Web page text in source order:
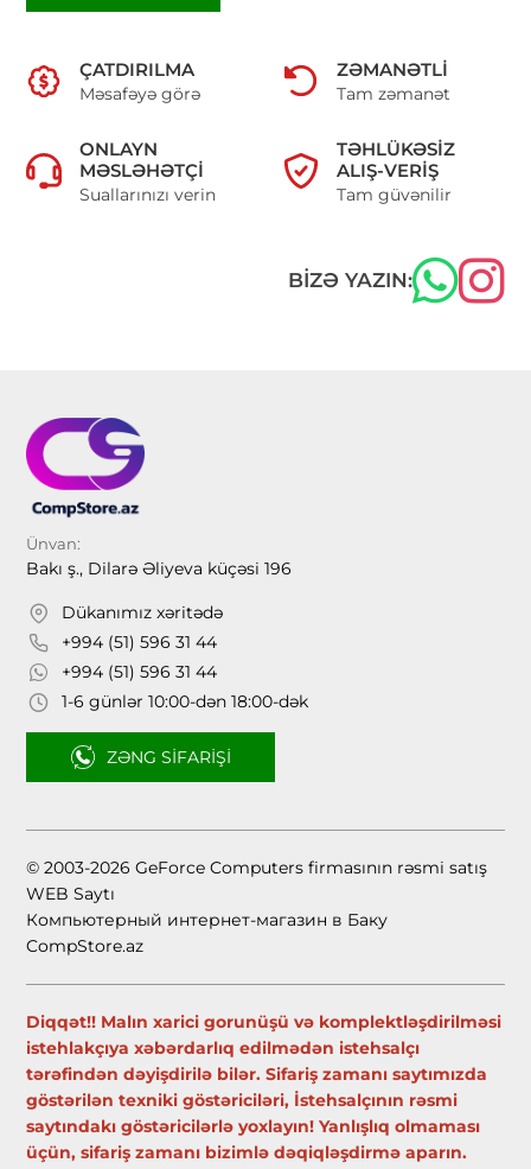
ÇATDIRILMA
Məsafəyə görə
ZƏMANƏTLI
Tam zəmanət
ONLAYN
MƏSLƏHƏTÇI
Suallarınızı verin
TƏHLÜKƏSIZ
ALIŞ-VERIŞ
Tam güvənilir
BIZƏ YAZIN:
Ünvan:
Bakı ş., Dilarə Əliyeva küçəsi 196
Dükanımız xəritədə
+994 (51) 596 31 44
+994 (51) 596 31 44
1-6 günlər 10:00-dən 18:00-dək
ZƏNG SIFARIŞI
© 2003-2026 GeForce Computers firmasının rəsmi satış
WEB Saytı
Компьютерный интернет-магазин в Баку
CompStore.az
Diqqət!! Malın xarici gorunüşü və komplektləşdirilməsi
istehlakçıya xəbərdarlıq edilmədən istehsalçı
tərəfindən dəyişdirilə bilər. Sifariş zamanı saytımızda
göstərilən texniki göstəriciləri, İstehsalçının rəsmi
saytındakı göstəricilərlə yoxlayın! Yanlışlıq olmaması
üçün, sifariş zamanı bizimlə dəqiqləşdirmə aparın.